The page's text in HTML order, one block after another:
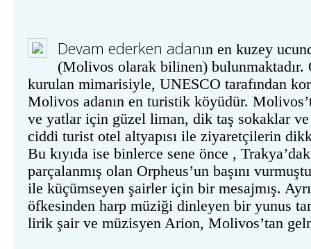
Devam ederken adanın en kuzey
(Molivos olarak bilinen) bulunmaktadır.
kurulan mimarisiyle, UNESCO tarafından
Molivos adanın en turistik köyüdür.
ve yatlar için güzel liman, dik taş sokaklar
ciddi turist otel altyapısı ile ziyaretçilerin
Bu kıyıda ise binlerce sene önce ,
parçalanmış olan Orpheus’un başını
ile küçümseyen şairler için bir mesajmış.
öfkesinden harp müziği dinleyen bir yunus
lirik şair ve müzisyen Arion, Molivos’tan